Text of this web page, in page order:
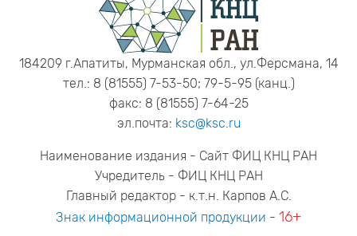
184209 г.Апатиты, Мурманская обл., ул.Ферсмана, 14
тел.: 8 (81555) 7-53-50; 79-5-95 (канц.)
факс: 8 (81555) 7-64-25
эл.почта: ksc@ksc.ru
Наименование издания - Сайт ФИЦ КНЦ РАН
Учредитель - ФИЦ КНЦ РАН
Главный редактор - к.т.н. Карпов А.С.
Знак информационной продукции - 16+